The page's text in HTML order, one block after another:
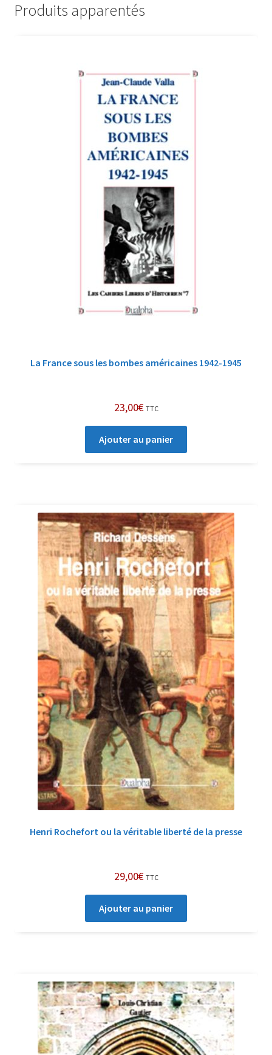
Produits apparentés
La France sous les bombes américaines 1942-1945
23,00€ TTC
Ajouter au panier
Henri Rochefort ou la véritable liberté de la presse
29,00€ TTC
Ajouter au panier